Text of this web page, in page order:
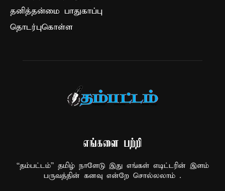
தனித்தன்மை பாதுகாப்பு
தொடர்புகொள்ள
எங்களை பற்றி
“தம்பட்டம்” தமிழ் நாளேடு இது எங்கள் எடிட்டரின் இளம்
பருவத்தின் கனவு என்றே சொல்லலாம் .